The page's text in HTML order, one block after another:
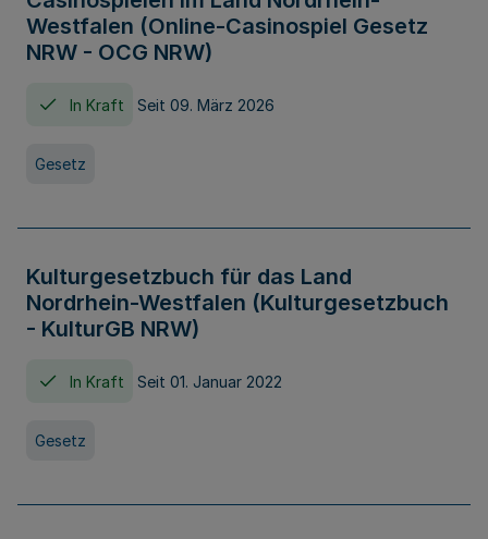
Westfalen (Online-Casinospiel Gesetz
NRW - OCG NRW)
In Kraft Seit 09. März 2026
Gesetz
Kulturgesetzbuch für das Land
Nordrhein-Westfalen (Kulturgesetzbuch
- KulturGB NRW)
In Kraft Seit 01. Januar 2022
Gesetz